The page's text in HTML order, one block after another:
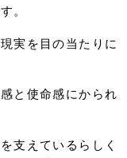
。
実を目の当たりに
と使命感にかられ
支えているらしく